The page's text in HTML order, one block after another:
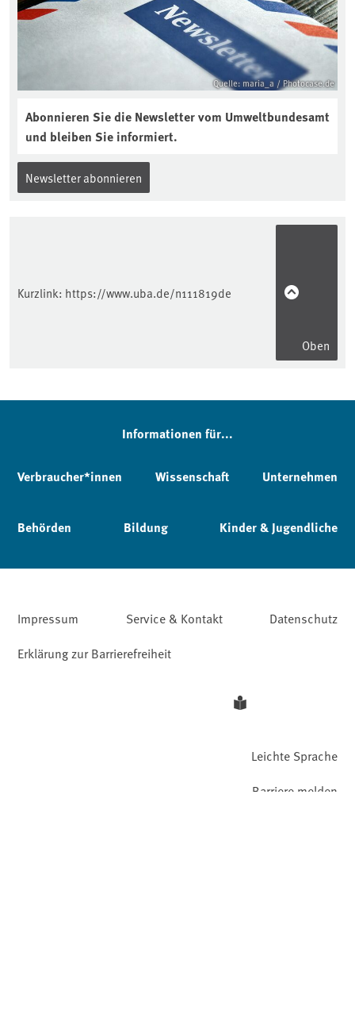
Quelle: maria_a / Photocase.de
Abonnieren Sie die Newsletter vom Umweltbundesamt
und bleiben Sie informiert.
Newsletter abonnieren
Kurzlink: https://www.uba.de/n111819de
Oben
Informationen für...
Verbraucher*innen Wissenschaft Unternehmen
Behörden Bildung Kinder & Jugendliche
Impressum Service & Kontakt
Datenschutz
Erklärung zur Barrierefreiheit
Leichte Sprache
Barriere melden